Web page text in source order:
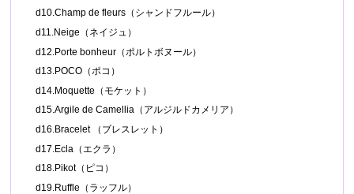
d10.Champ de fleurs（シャンドフルール）
d11.Neige（ネイジュ）
d12.Porte bonheur（ポルトボヌール）
d13.POCO（ポコ）
d14.Moquette（モケット）
d15.Argile de Camellia（アルジルドカメリア）
d16.Bracelet （ブレスレット）
d17.Ecla（エクラ）
d18.Pikot（ピコ）
d19.Ruffle（ラッフル）